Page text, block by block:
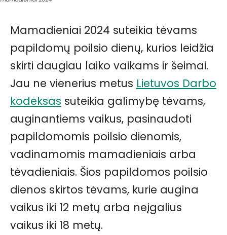
Mamadieniai 2024 suteikia tėvams
papildomų poilsio dienų, kurios leidžia
skirti daugiau laiko vaikams ir šeimai.
Jau ne vienerius metus Lietuvos Darbo
kodeksas suteikia galimybę tėvams,
auginantiems vaikus, pasinaudoti
papildomomis poilsio dienomis,
vadinamomis mamadieniais arba
tėvadieniais. Šios papildomos poilsio
dienos skirtos tėvams, kurie augina
vaikus iki 12 metų arba neįgalius
vaikus iki 18 metų.